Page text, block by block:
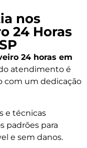
nos
24 Horas
24 horas em
atendimento é
com um dedicação
e técnicas
padrões para
e sem danos.